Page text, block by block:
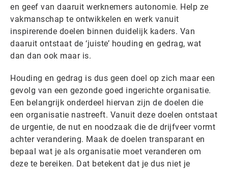
en geef van daaruit werknemers autonomie. Help ze
vakmanschap te ontwikkelen en werk vanuit
inspirerende doelen binnen duidelijk kaders. Van
daaruit ontstaat de ‘juiste’ houding en gedrag, wat
dan dan ook maar is.
Houding en gedrag is dus geen doel op zich maar een
gevolg van een gezonde goed ingerichte organisatie.
Een belangrijk onderdeel hiervan zijn de doelen die
een organisatie nastreeft. Vanuit deze doelen ontstaat
de urgentie, de nut en noodzaak die de drijfveer vormt
achter verandering. Maak de doelen transparant en
bepaal wat je als organisatie moet veranderen om
deze te bereiken. Dat betekent dat je dus niet je